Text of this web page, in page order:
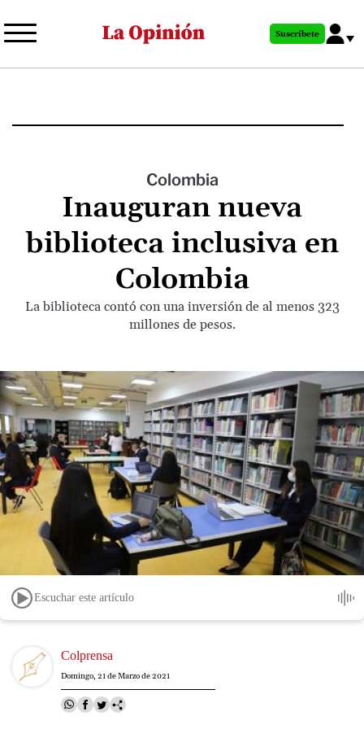
al
principal
Suscríbete
Colombia
Inauguran nueva
biblioteca inclusiva en
Colombia
La biblioteca contó con una inversión de al menos 323
millones de pesos.
Escuchar este artículo
Image Colprensa
Domingo, 21 de Marzo de 2021